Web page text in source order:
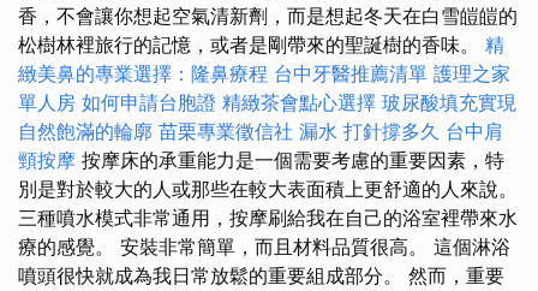
香，不會讓你想起空氣清新劑，而是想起冬天在白雪皚皚的
松樹林裡旅行的記憶，或者是剛帶來的聖誕樹的香味。 精
緻美鼻的專業選擇：隆鼻療程 台中牙醫推薦清單 護理之家
單人房 如何申請台胞證 精緻茶會點心選擇 玻尿酸填充實現
自然飽滿的輪廓 苗栗專業徵信社 漏水 打針撐多久 台中肩
頸按摩 按摩床的承重能力是一個需要考慮的重要因素，特
別是對於較大的人或那些在較大表面積上更舒適的人來說。
三種噴水模式非常通用，按摩刷給我在自己的浴室裡帶來水
療的感覺。 安裝非常簡單，而且材料品質很高。 這個淋浴
噴頭很快就成為我日常放鬆的重要組成部分。 然而，重要